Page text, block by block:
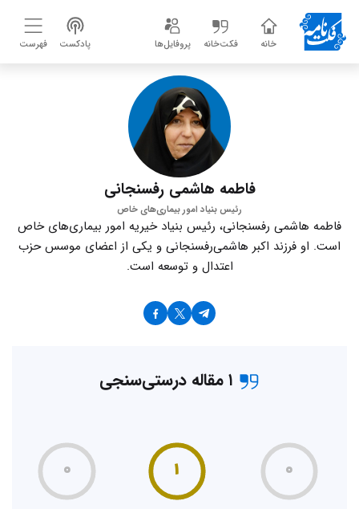
خانه فکت‌خانه پروفایل‌ها پادکست فهرست
فاطمه هاشمی رفسنجانی
رئیس بنیاد امور بیماری‌های خاص
فاطمه هاشمی رفسنجانی، رئیس بنیاد خیریه امور بیماری‌های خاص
است. او فرزند اکبر هاشمی‌رفسنجانی و یکی از اعضای موسس حزب
اعتدال و توسعه است.
۱ مقاله درستی‌سنجی
۰ ۱ ۰